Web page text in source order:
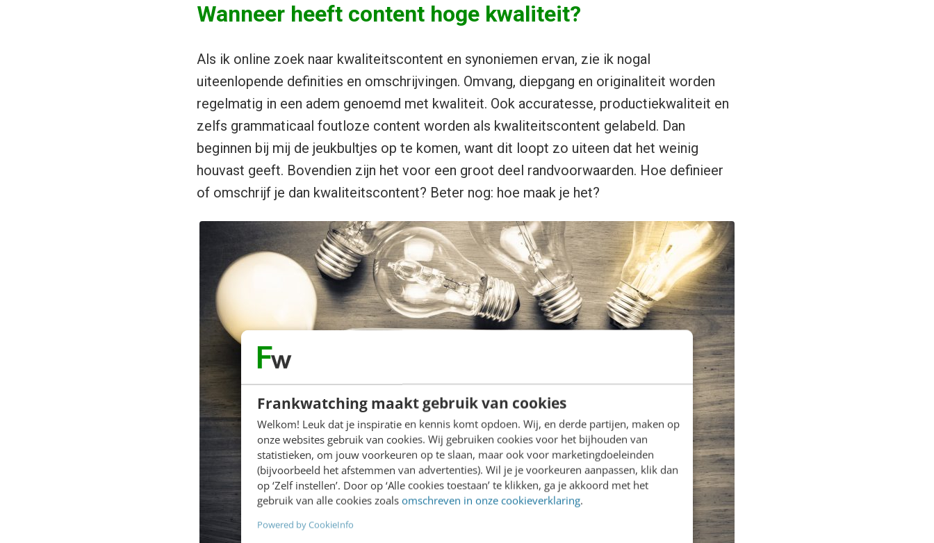
Frankwatching maakt gebruik van cookies
Welkom! Leuk dat je inspiratie en kennis komt opdoen. Wij, en derde partijen, maken op
onze websites gebruik van cookies. Wij gebruiken cookies voor het bijhouden van
statistieken, om jouw voorkeuren op te slaan, maar ook voor marketingdoeleinden
(bijvoorbeeld het afstemmen van advertenties). Wil je je voorkeuren aanpassen, klik dan
op ‘Zelf instellen’. Door op ‘Alle cookies toestaan’ te klikken, ga je akkoord met het
gebruik van alle cookies zoals omschreven in onze cookieverklaring.
Powered by CookieInfo
Wanneer heeft content hoge kwaliteit?
Als ik online zoek naar kwaliteitscontent en synoniemen ervan, zie ik nogal
uiteenlopende definities en omschrijvingen. Omvang, diepgang en originaliteit worden
regelmatig in een adem genoemd met kwaliteit. Ook accuratesse, productiekwaliteit en
zelfs grammaticaal foutloze content worden als kwaliteitscontent gelabeld. Dan
beginnen bij mij de jeukbultjes op te komen, want dit loopt zo uiteen dat het weinig
houvast geeft. Bovendien zijn het voor een groot deel randvoorwaarden. Hoe definieer
of omschrijf je dan kwaliteitscontent? Beter nog: hoe maak je het?